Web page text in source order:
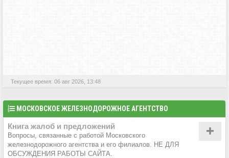
Текущее время: 06 авг 2026, 13:48
МОСКОВСКОЕ ЖЕЛЕЗНОДОРОЖНОЕ АГЕНТСТВО
Книга жалоб и предложений
Вопросы, связанные с работой Московского
железнодорожного агентства и его филиалов. НЕ ДЛЯ
ОБСУЖДЕНИЯ РАБОТЫ САЙТА.